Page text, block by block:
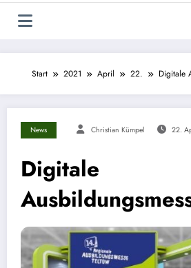
Start 2021 April 22. Digitale
News Christian Kümpel 22.
Digitale